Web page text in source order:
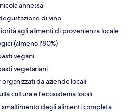
annessa
di vino
agli alimenti di provenienza locale
(almeno l'80%)
vegani
vegetariani
da aziende locali
cultura e l'ecosistema locali
smaltimento degli alimenti completa